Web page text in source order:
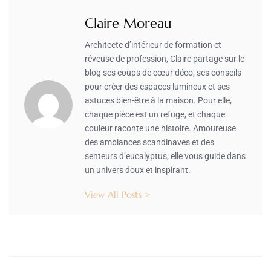
Claire Moreau
Architecte d’intérieur de formation et
rêveuse de profession, Claire partage sur le
blog ses coups de cœur déco, ses conseils
pour créer des espaces lumineux et ses
astuces bien-être à la maison. Pour elle,
chaque pièce est un refuge, et chaque
couleur raconte une histoire. Amoureuse
des ambiances scandinaves et des
senteurs d’eucalyptus, elle vous guide dans
un univers doux et inspirant.
View All Posts >